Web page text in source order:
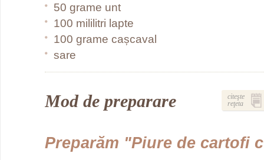
50 grame unt
100 mililitri lapte
100 grame cașcaval
sare
Mod de preparare
citeşte
reţeta
Preparăm "Piure de cartofi